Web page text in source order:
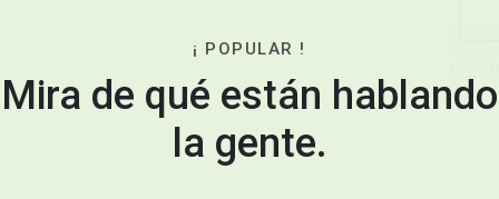
¡ POPULAR !
Mira de qué están hablando
la gente.